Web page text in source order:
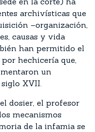
archivísticas que
–organización,
causas y vida
han permitido el
hechicería que,
un
XVII.
dosier, el profesor
mecanismos
de la infamia se